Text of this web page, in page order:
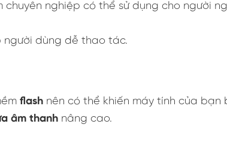
nghiệp có thể sử dụng cho người
người dùng dễ thao tác.
flash nên có thể khiến máy tính của bạn
âm thanh nâng cao.